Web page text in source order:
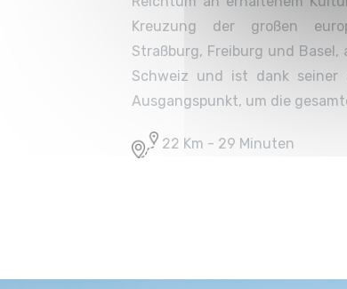
Kreuzung der großen
Straßburg, Freiburg und
Schweiz und ist dank seiner
Ausgangspunkt, um die
22 Km - 29 Minuten